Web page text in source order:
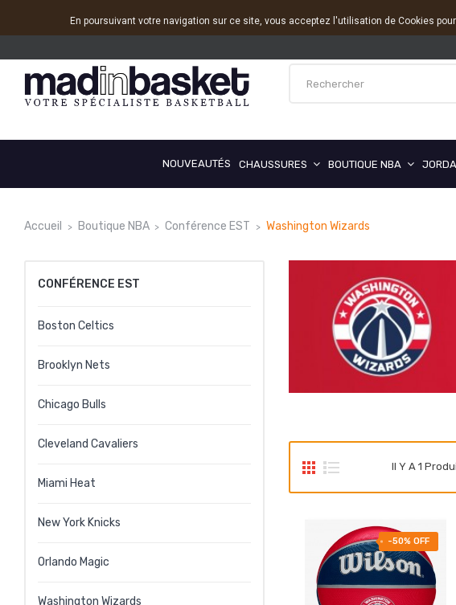
NOUVEAUTÉS CHAUSSURES BOUTIQUE NBA
Accueil Boutique NBA Conférence EST Washington Wizards
CONFÉRENCE EST
Boston Celtics
Brooklyn Nets
Chicago Bulls
Cleveland Cavaliers
Miami Heat
New York Knicks
Orlando Magic
Washington Wizards
Il Y A 1
-50% OFF
En poursuivant votre navigation sur ce site, vous acceptez l'utilisation de Cookies